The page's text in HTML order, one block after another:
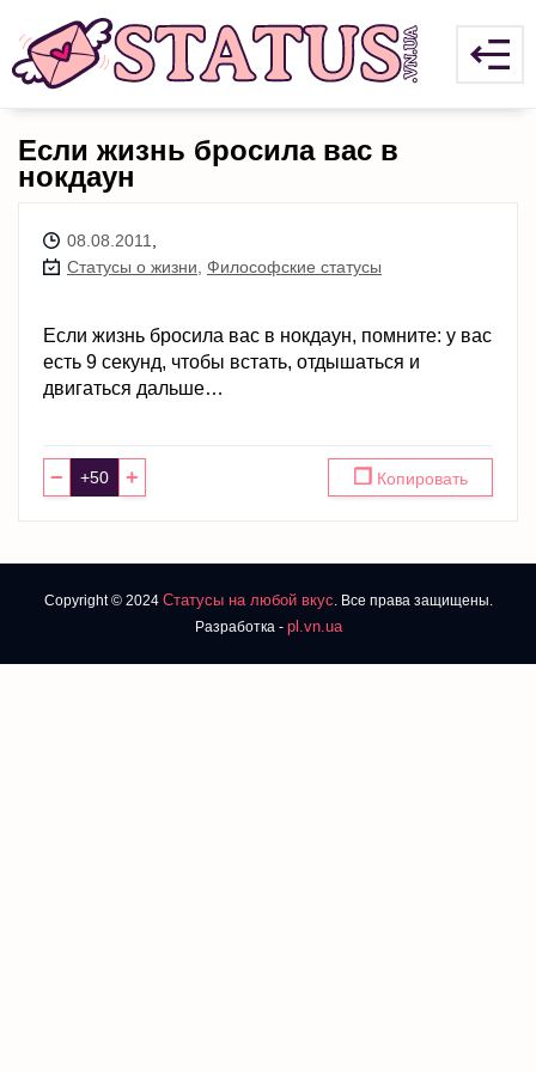
Если жизнь бросила вас в
нокдаун
08.08.2011
Статусы о жизни Философские статусы
Если жизнь бросила вас в нокдаун, помните: у вас
есть 9 секунд, чтобы встать, отдышаться и
двигаться дальше…
− + ❐ Копировать
Copyright © 2024 Статусы на любой вкус. Все права защищены.
Разработка - pl.vn.ua